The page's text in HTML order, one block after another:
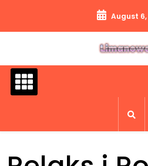
content
August 6,